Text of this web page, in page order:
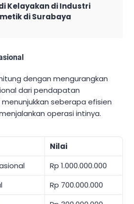
Kelayakan di Industri
di Surabaya
dengan mengurangkan
dari pendapatan
menunjukkan seberapa efisien
operasi intinya.
Nilai
Rp 1.000.000.000
Rp 700.000.000